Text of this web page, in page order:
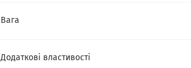
Вага
Додаткові властивості